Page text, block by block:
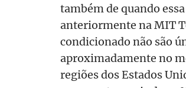
também de quando
anteriormente na MIT
condicionado não são
aproximadamente no
regiões dos Estados